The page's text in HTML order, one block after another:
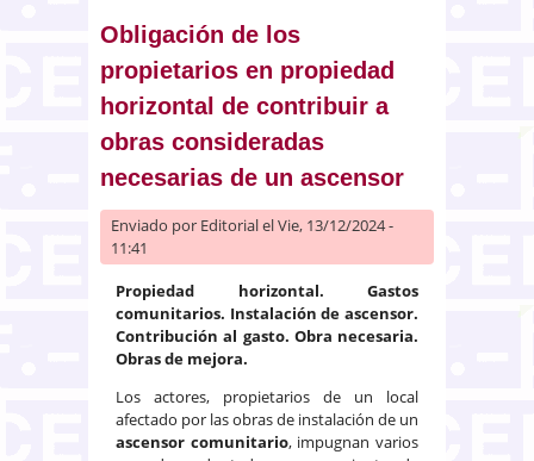
consentimiento del otro
Obligación de los
propietarios en propiedad
horizontal de contribuir a
obras consideradas
necesarias de un ascensor
Enviado por Editorialel Vie, 13/12/2024 -
11:41
Propiedad horizontal. Gastos
comunitarios. Instalación de ascensor.
Contribución al gasto. Obra necesaria.
Obras de mejora.
Los actores, propietarios de un local
afectado por las obras de instalación de un
ascensor comunitario, impugnan varios